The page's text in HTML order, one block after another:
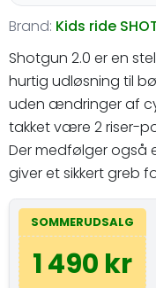
Brand: Kids ride
Shotgun 2.0 er en
hurtig udløsning til
uden ændringer af
takket være 2 riser-
Der medfølger også
giver et sikkert greb
SOMMERUDSALG
1 490 kr